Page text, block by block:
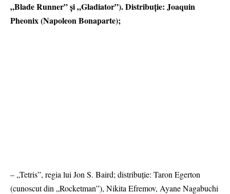
„Blade Runner” și „Gladiator”). Distribuție: Joaquin
Pheonix (Napoleon Bonaparte);
– „Tetris”, regia lui Jon S. Baird; distribuție: Taron Egerton
(cunoscut din „Rocketman”), Nikita Efremov, Ayane Nagabuchi